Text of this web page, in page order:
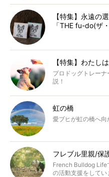
【特集】永遠の
「THE fu-do(ザ
【特集】わたし
プロドッグトレー
説！
虹の橋
愛ブヒが虹の橋へ
フレブル里親/保
French Bulldog Life
の活動支援をしてい